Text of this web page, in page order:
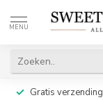
MENU
Gratis verzending